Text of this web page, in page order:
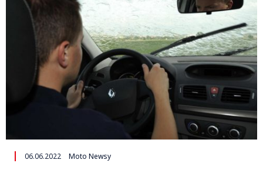
06.06.2022 Moto Newsy